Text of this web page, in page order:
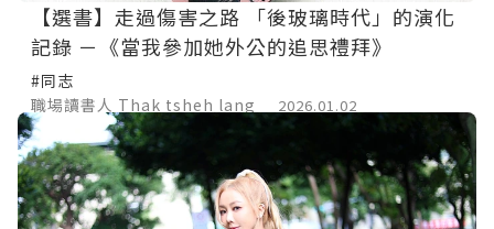
【選書】走過傷害之路 「後玻璃時代」的演化
記錄 －《當我參加她外公的追思禮拜》
#同志
職場讀書人 Thak tsheh lang
2026.01.02